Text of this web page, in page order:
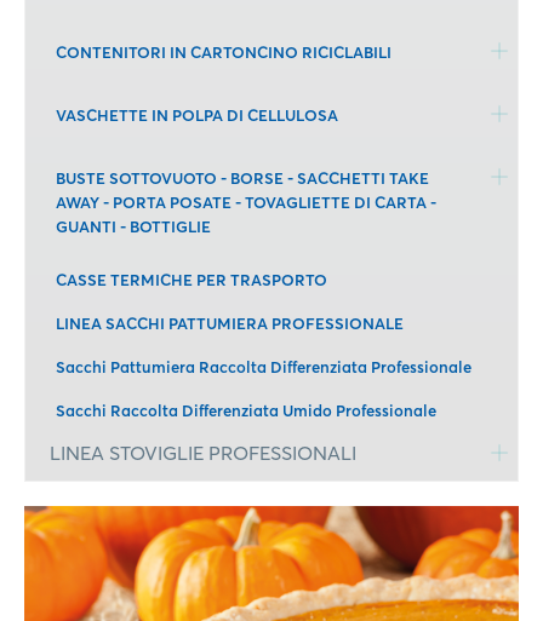
CONTENITORI IN CARTONCINO RICICLABILI
VASCHETTE IN POLPA DI CELLULOSA
BUSTE SOTTOVUOTO - BORSE - SACCHETTI TAKE
AWAY - PORTA POSATE - TOVAGLIETTE DI CARTA -
GUANTI - BOTTIGLIE
CASSE TERMICHE PER TRASPORTO
LINEA SACCHI PATTUMIERA PROFESSIONALE
Sacchi Pattumiera Raccolta Differenziata Professionale
Sacchi Raccolta Differenziata Umido Professionale
LINEA STOVIGLIE PROFESSIONALI